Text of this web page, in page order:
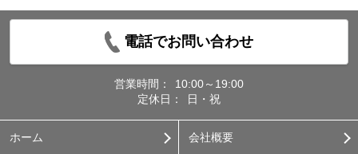
電話でお問い合わせ
営業時間：
10:00～19:00
定休日：
日・祝
ホーム 会社概要